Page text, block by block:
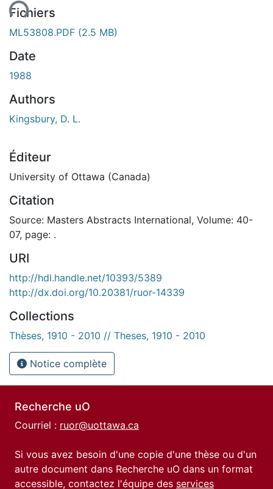
Fichiers
ML53808.PDF (2.5 MB)
Date
1988
Authors
Kingsbury, D. L.
Éditeur
University of Ottawa (Canada)
Citation
Source: Masters Abstracts International, Volume: 40-
07, page: .
URI
http://hdl.handle.net/10393/5389
http://dx.doi.org/10.20381/ruor-14339
Collections
Thèses, 1910 - 2010 // Theses, 1910 - 2010
Notice complète
Recherche uO
Courriel : ruor@uottawa.ca
Si vous avez besoin d'une copie d'une thèse ou d'un
autre document dans Recherche uO dans un format
accessible, contactez l'équipe des services